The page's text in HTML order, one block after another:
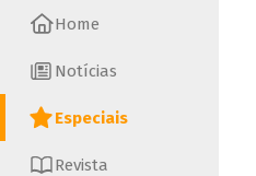
Home
Notícias
Especiais
Revista